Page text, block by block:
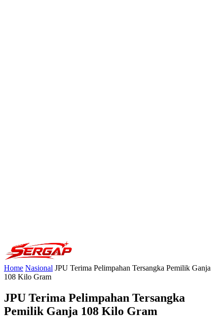
Home Nasional JPU Terima Pelimpahan Tersangka Pemilik Ganja
108 Kilo Gram
JPU Terima Pelimpahan Tersangka
Pemilik Ganja 108 Kilo Gram